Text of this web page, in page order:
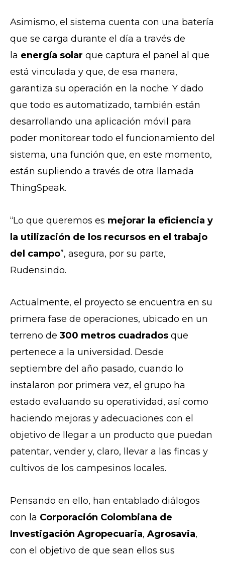
Asimismo, el sistema cuenta con una batería
que se carga durante el día a través de
la energía solar que captura el panel al que
está vinculada y que, de esa manera,
garantiza su operación en la noche. Y dado
que todo es automatizado, también están
desarrollando una aplicación móvil para
poder monitorear todo el funcionamiento del
sistema, una función que, en este momento,
están supliendo a través de otra llamada
ThingSpeak.
“Lo que queremos es mejorar la eficiencia y
la utilización de los recursos en el trabajo
del campo”, asegura, por su parte,
Rudensindo.
Actualmente, el proyecto se encuentra en su
primera fase de operaciones, ubicado en un
terreno de 300 metros cuadrados que
pertenece a la universidad. Desde
septiembre del año pasado, cuando lo
instalaron por primera vez, el grupo ha
estado evaluando su operatividad, así como
haciendo mejoras y adecuaciones con el
objetivo de llegar a un producto que puedan
patentar, vender y, claro, llevar a las fincas y
cultivos de los campesinos locales.
Pensando en ello, han entablado diálogos
con la Corporación Colombiana de
Investigación Agropecuaria, Agrosavia,
con el objetivo de que sean ellos sus